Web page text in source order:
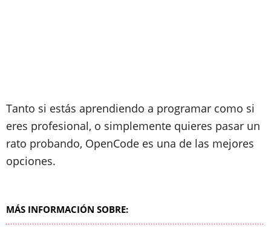
Tanto si estás aprendiendo a programar como si
eres profesional, o simplemente quieres pasar un
rato probando, OpenCode es una de las mejores
opciones.
MÁS INFORMACIÓN SOBRE: